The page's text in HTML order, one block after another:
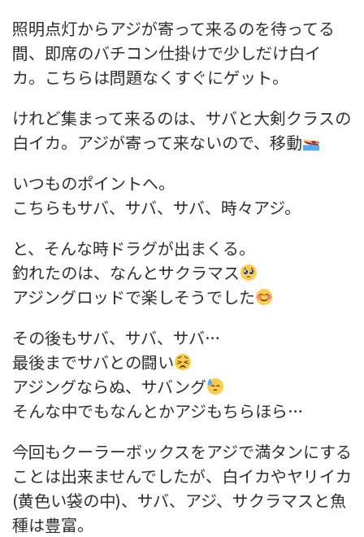
照明点灯からアジが寄って来るのを待ってる
間、即席のバチコン仕掛けで少しだけ白イ
カ。こちらは問題なくすぐにゲット。
けれど集まって来るのは、サバと大剣クラスの
白イカ。アジが寄って来ないので、移動
いつものポイントへ。
こちらもサバ、サバ、サバ、時々アジ。
と、そんな時ドラグが出まくる。
釣れたのは、なんとサクラマス
アジングロッドで楽しそうでした
その後もサバ、サバ、サバ…
最後までサバとの闘い
アジングならぬ、サバング
そんな中でもなんとかアジもちらほら…
今回もクーラーボックスをアジで満タンにする
ことは出来ませんでしたが、白イカやヤリイカ
(黄色い袋の中)、サバ、アジ、サクラマスと魚
種は豊富。